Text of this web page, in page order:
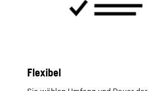
Flexibel